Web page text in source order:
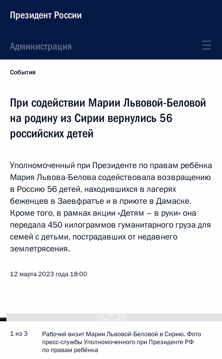
Президент России
Администрация
События
При содействии Марии Львовой-Беловой
на родину из Сирии вернулись 56
российских детей
Уполномоченный при Президенте по правам ребёнка
Мария Львова-Белова содействовала возвращению
в Россию 56 детей, находившихся в лагерях
беженцев в Заевфратъе и в приюте в Дамаске.
Кроме того, в рамках акции «Детям – в руки» она
передала 450 килограммов гуманитарного груза для
семей с детьми, пострадавших от недавнего
землетрясения.
12 марта 2023 года 18:00
1 из 3
Рабочий визит Марии Львовой-Беловой в Сирию. Фото
пресс-службы Уполномоченного при Президенте РФ
по правам ребёнка